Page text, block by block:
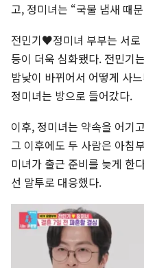
고, 정미녀는 “국물 냄새 때
전민기♥정미녀 부부는 서로
등이 더욱 심화됐다. 전민기
밤낮이 바뀌어서 어떻게 사
정미녀는 방으로 들어갔다.
이후, 정미녀는 약속을 어기
그 이후에도 두 사람은 아침
미녀가 출근 준비를 늦게 한
선 말투로 대응했다.